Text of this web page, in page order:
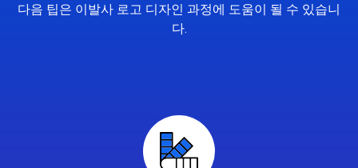
다음 팁은 이발사 로고 디자인 과정에 도움이 될 수 있습니
다.